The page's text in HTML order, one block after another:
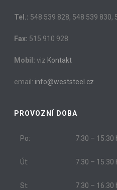
Tel.: 548 539 828, 548 539 830,
Fax: 515 910 928
Mobil: viz Kontakt
email: info@weststeel.cz
PROVOZNÍ DOBA
Po: 7.30 – 15.30
Út: 7.30 – 15.30
St: 7.30 – 16.30